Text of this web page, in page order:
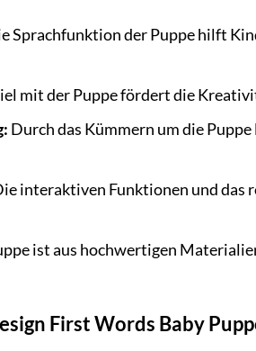
Sprachfunktion der Puppe hilft
mit der Puppe fördert die
Durch das Kümmern um die
interaktiven Funktionen und das
ist aus hochwertigen
First Words Baby